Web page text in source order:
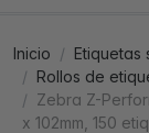
Inicio
Etiquetas
Rollos de
Zebra Z-
x 102mm, 150